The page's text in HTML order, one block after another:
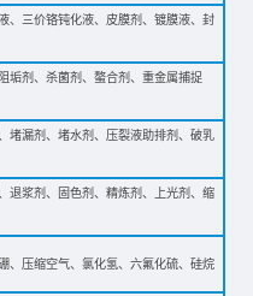
、三价铬钝化液、皮膜剂、镀膜液、封
垢剂、杀菌剂、螯合剂、重金属捕捉
堵漏剂、堵水剂、压裂液助排剂、破乳
退浆剂、固色剂、精炼剂、上光剂、缩
、压缩空气、氯化氢、六氟化硫、硅烷